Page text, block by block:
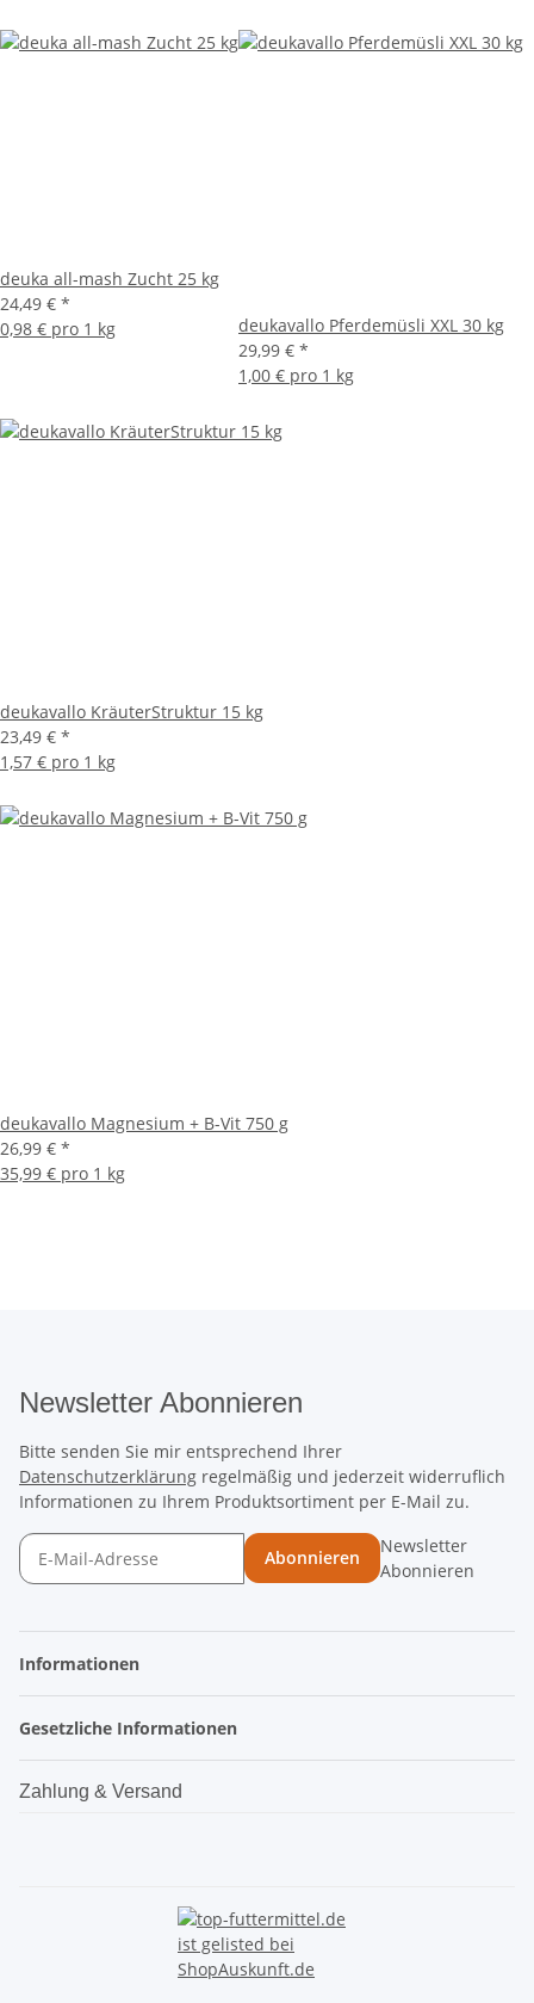
deuka all-mash Zucht 25 kg
24,49 € *
0,98 € pro 1 kg
deukavallo Pferdemüsli XXL 30 kg
29,99 € *
1,00 € pro 1 kg
deukavallo KräuterStruktur 15 kg
23,49 € *
1,57 € pro 1 kg
deukavallo Magnesium + B-Vit 750 g
26,99 € *
35,99 € pro 1 kg
Newsletter Abonnieren
Bitte senden Sie mir entsprechend Ihrer
Datenschutzerklärung regelmäßig und jederzeit widerruflich
Informationen zu Ihrem Produktsortiment per E-Mail zu.
Abonnieren
Newsletter
Abonnieren
Informationen
Gesetzliche Informationen
Zahlung & Versand